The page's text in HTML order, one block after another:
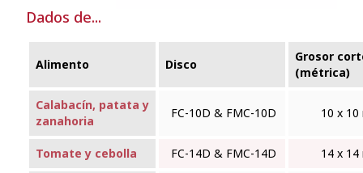
Dados de...
Alimento Disco
Grosor
(métrica)
Calabacín, patata y
zanahoria
FC-10D & FMC‑10D 10 x 10
Tomate y cebolla FC-14D & FMC‑14D 14 x 14